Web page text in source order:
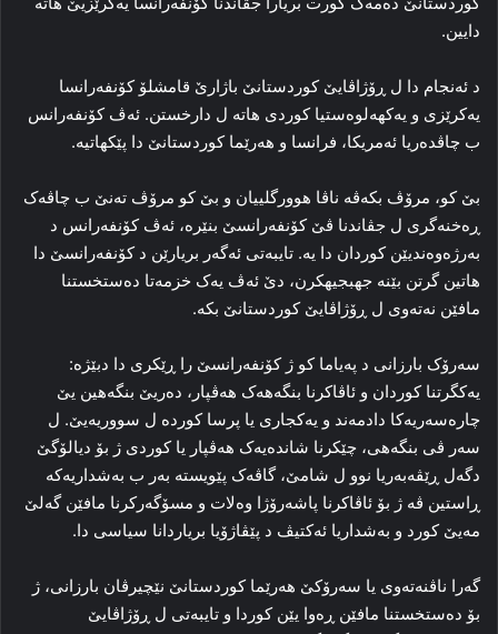
دایین.
د ئه‌نجام دا ل ڕۆژاڤایێ کوردستانێ باژارێ قامشلۆ کۆنفه‌رانسا
یه‌کرێزی و یه‌کهه‌لوه‌ستیا کوردی هاته‌ ل دارخستن. ئه‌ڤ کۆنفه‌رانس
ب چاڤده‌ریا ئەمریکا، فرانسا و هه‌رێما کوردستانێ دا پێکهاتیه‌.
بێ کو، مرۆڤ بکه‌ڤه‌ ناڤا هوورگلییان و بێ کو مرۆڤ ته‌نێ ب چاڤه‌ک
ڕه‌خنه‌گری ل جڤاندنا ڤێ کۆنفه‌رانسێ بنێره‌، ئەڤ کۆنفه‌رانس‌ د
به‌رژه‌وه‌ندیێن کوردان دا یه‌. تایبه‌تی ئه‌گه‌ر بریارێن د کۆنفه‌رانسێ دا
هاتین گرتن بێنه‌ جهبجیهکرن، دێ ئه‌ڤ یه‌ک خزمه‌تا ده‌ستخستنا
مافێن نه‌ته‌وی ل ڕۆژاڤایێ کوردستانێ بکه‌.
سه‌رۆک بارزانی د په‌یاما کو ژ کۆنفه‌رانسێ را ڕێکری دا دبێژه‌:
یه‌کگرتنا کوردان و ئاڤاکرنا بنگه‌هه‌ک هه‌ڤپار، ده‌ریێ بنگه‌هین یێ
چاره‌سه‌ریه‌کا دادمه‌ند و یه‌کجاری یا پرسا کورده‌ ل سووریەیێ. ل
سه‌ر ڤی بنگه‌هی، چێکرنا شانده‌یه‌ک‌ هه‌ڤپار یا کوردی ژ بۆ دیالۆگێ
دگه‌ل ڕێڤه‌به‌ریا نوو ل شامێ، گاڤه‌ک پێویسته‌ به‌ر ب به‌شداریه‌که‌
ڕاستین ڤه‌ ژ بۆ ئاڤاکرنا پاشه‌رۆژا وه‌لات و مسۆگه‌رکرنا مافێن گه‌لێ
مه‌یێ کورد و به‌شداریا ئەکتیڤ د پێڤاژۆیا بریاردانا سیاسی دا.
گه‌را ناڤنه‌ته‌وی یا سه‌رۆکێ هه‌رێما کوردستانێ نێچیرڤان بارزانی، ژ
بۆ ده‌ستخستنا مافێن ڕه‌وا یێن کوردا و تایبه‌تی ل ڕۆژاڤایێ